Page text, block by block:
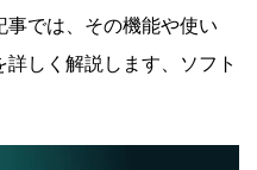
では、その機能や使い
しく解説します、ソフト